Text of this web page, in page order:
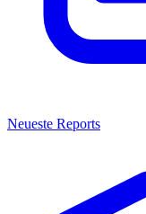
Neueste Reports